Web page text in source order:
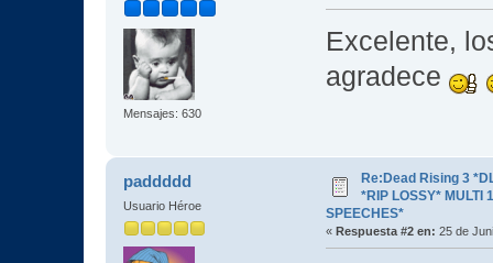
Mensajes: 630
Excelente,
agradece
paddddd
Usuario Héroe
Re:Dead Rising 3
*RIP LOSSY* MULTI
SPEECHES*
« Respuesta #2 en: 25 de